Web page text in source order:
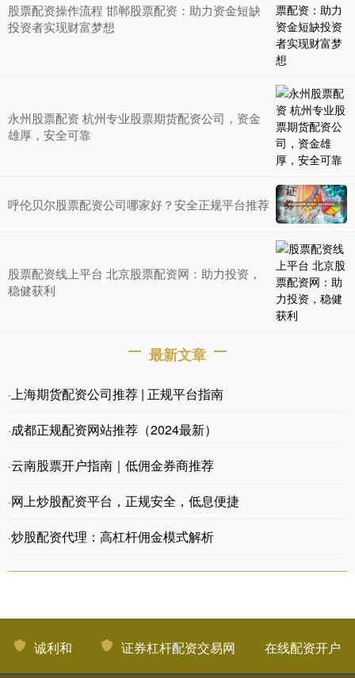
股票配资操作流程 邯郸股票配资：助力资金短缺
投资者实现财富梦想
永州股票配资 杭州专业股票期货配资公司，资金
雄厚，安全可靠
呼伦贝尔股票配资公司哪家好？安全正规平台推荐
股票配资线上平台 北京股票配资网：助力投资，
稳健获利
最新文章
·上海期货配资公司推荐 | 正规平台指南
·成都正规配资网站推荐（2024最新）
·云南股票开户指南｜低佣金券商推荐
·网上炒股配资平台，正规安全，低息便捷
·炒股配资代理：高杠杆佣金模式解析
诚利和 证券杠杆配资交易网 在线配资开户